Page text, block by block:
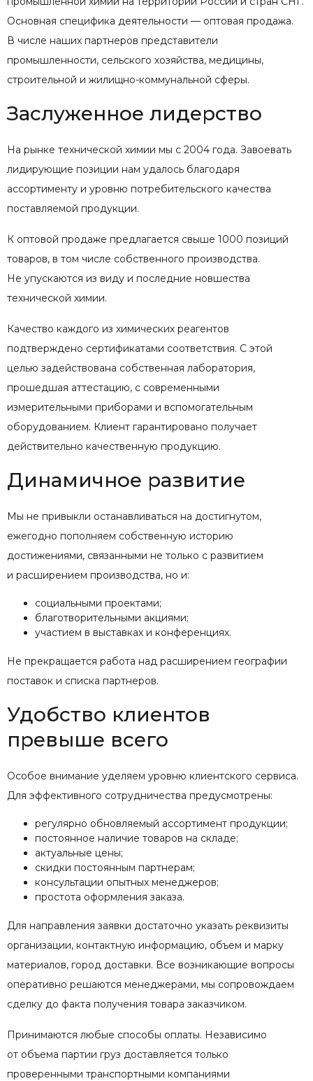
Основная специфика деятельности — оптовая продажа.
В числе наших партнеров представители
промышленности, сельского хозяйства, медицины,
строительной и жилищно-коммунальной сферы.
Заслуженное лидерство
На рынке технической химии мы с 2004 года. Завоевать
лидирующие позиции нам удалось благодаря
ассортименту и уровню потребительского качества
поставляемой продукции.
К оптовой продаже предлагается свыше 1000 позиций
товаров, в том числе собственного производства.
Не упускаются из виду и последние новшества
технической химии.
Качество каждого из химических реагентов
подтверждено сертификатами соответствия. С этой
целью задействована собственная лаборатория,
прошедшая аттестацию, с современными
измерительными приборами и вспомогательным
оборудованием. Клиент гарантировано получает
действительно качественную продукцию.
Динамичное развитие
Мы не привыкли останавливаться на достигнутом,
ежегодно пополняем собственную историю
достижениями, связанными не только с развитием
и расширением производства, но и:
социальными проектами;
благотворительными акциями;
участием в выставках и конференциях.
Не прекращается работа над расширением географии
поставок и списка партнеров.
Удобство клиентов
превыше всего
Особое внимание уделяем уровню клиентского сервиса.
Для эффективного сотрудничества предусмотрены:
регулярно обновляемый ассортимент продукции;
постоянное наличие товаров на складе;
актуальные цены;
скидки постоянным партнерам;
консультации опытных менеджеров;
простота оформления заказа.
Для направления заявки достаточно указать реквизиты
организации, контактную информацию, объем и марку
материалов, город доставки. Все возникающие вопросы
оперативно решаются менеджерами, мы сопровождаем
сделку до факта получения товара заказчиком.
Принимаются любые способы оплаты. Независимо
от объема партии груз доставляется только
проверенными транспортными компаниями